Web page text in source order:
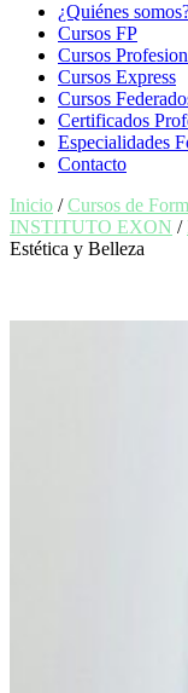
¿Quiénes
Cursos FP
Cursos
Cursos Express
Cursos
Certificados
Especialidades
Contacto
Inicio /Cursos de
INSTITUTO EXON /
Estética y Belleza